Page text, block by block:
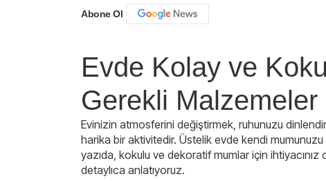
Abone Ol
Evde Kolay ve
Gerekli Malzemeler
Evinizin atmosferini değiştirmek, ruhunuzu
harika bir aktivitedir. Üstelik evde kendi
yazıda, kokulu ve dekoratif mumlar için ihtiyacınız
detaylıca anlatıyoruz.